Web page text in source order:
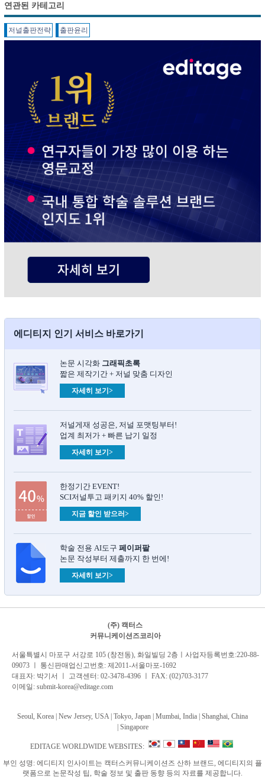
연관된 카테고리
저널출판전략 출판윤리
에디티지 인기 서비스 바로가기
논문 시각화 그래픽초록​
짧은 제작기간 + 저널 맞춤 디자인
자세히 보기>
저널게재 성공은, 저널 포맷팅부터!
업계 최저가 + 빠른 납기 일정
자세히 보기>
한정기간 EVENT!
SCI저널투고 패키지 40% 할인!
지금 할인 받으러>
학술 전용 AI도구 페이퍼팔
논문 작성부터 제출까지 한 번에!
자세히 보기>
(주) 캑터스
커뮤니케이션즈코리아
서 울특별시 마포구 서강로 105 (창전동), 화일빌딩 2층 ㅣ사업자등록번호:220-88-
09073 ㅣ 통신판매업신고번호: 제2011-서울마포-1692
대표자: 박기서 ㅣ 고객센터: 02-3478-4396 ㅣ FAX: (02)703-3177
이메일: submit-korea@editage.com
Seoul, Korea | New Jersey, USA | Tokyo, Japan | Mumbai, India | Shanghai, China
|Singapore
EDITAGE WORLDWIDE WEBSITES:
부인 성명: 에디티지 인사이트는 캑터스커뮤니케이션즈 산하 브랜드, 에디티지의 플
랫폼으로 논문작성 팁, 학술 정보 및 출판 동향 등의 자료를 제공합니다.